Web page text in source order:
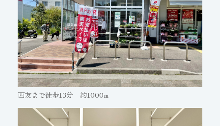
西友まで徒歩13分 約1000m